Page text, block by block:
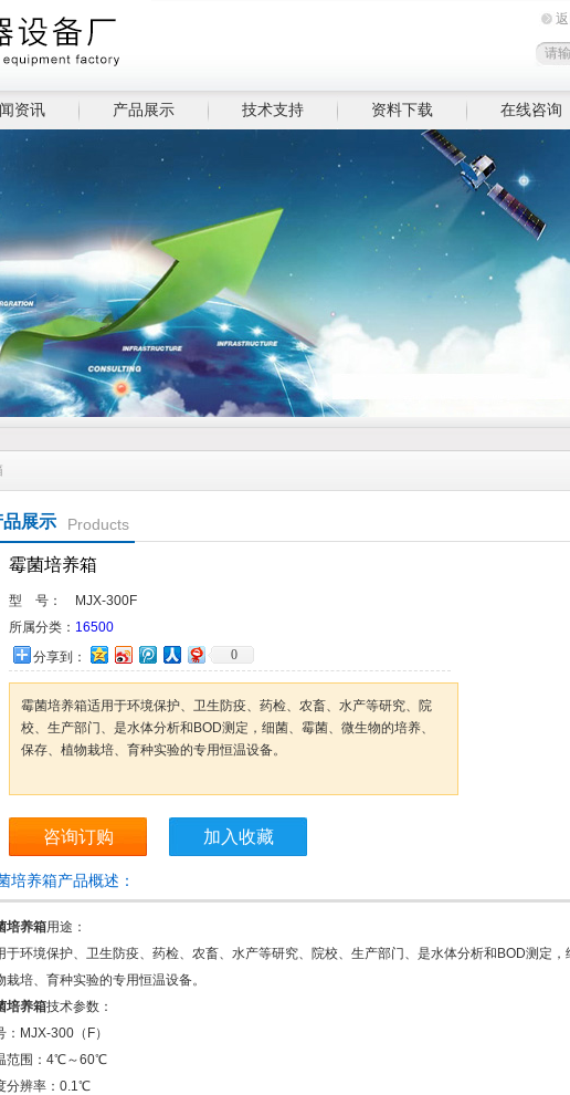
资讯 产品展示 技术支持 资料下载 在线咨询
品展示 Products
霉菌培养箱
型 号：
MJX-300F
所属分类： 16500
分享到：
0
霉菌培养箱适用于环境保护、卫生防疫、药检、农畜、水产等研究、院
校、生产部门、是水体分析和BOD测定，细菌、霉菌、微生物的培养、
保存、植物栽培、育种实验的专用恒温设备。
咨询订购 加入收藏
培养箱产品概述：
培养箱用途：
于环境保护、卫生防疫、药检、农畜、水产等研究、院校、生产部门、是水体分析和BOD测定，
栽培、育种实验的专用恒温设备。
培养箱技术参数：
：MJX-300（F）
范围：4℃～60℃
分辨率：0.1℃